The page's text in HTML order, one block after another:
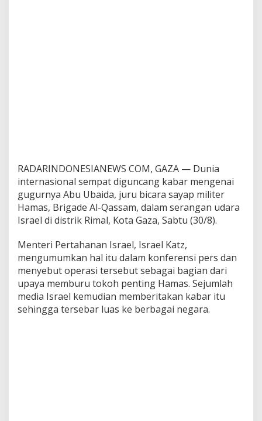
b
u
U
b
a
i
RADARINDONESIANEWS COM, GAZA — Dunia
internasional sempat diguncang kabar mengenai
gugurnya Abu Ubaida, juru bicara sayap militer
Hamas, Brigade Al-Qassam, dalam serangan udara
Israel di distrik Rimal, Kota Gaza, Sabtu (30/8).
Menteri Pertahanan Israel, Israel Katz,
mengumumkan hal itu dalam konferensi pers dan
menyebut operasi tersebut sebagai bagian dari
upaya memburu tokoh penting Hamas. Sejumlah
media Israel kemudian memberitakan kabar itu
sehingga tersebar luas ke berbagai negara.